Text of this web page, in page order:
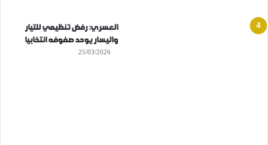
العسري: رفض تنظيمي للتيار
واليسار يوحد صفوفه انتخابيا
25/03/2026